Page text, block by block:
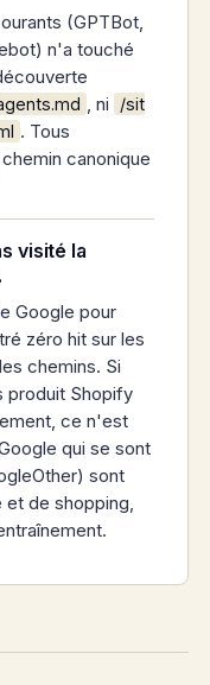
(GPTBot,
n'a touché
, ni
/sit
. Tous
canonique
visité la
Google pour
zéro hit sur les
chemins. Si
produit Shopify
ce n'est
qui se sont
sont
de shopping,